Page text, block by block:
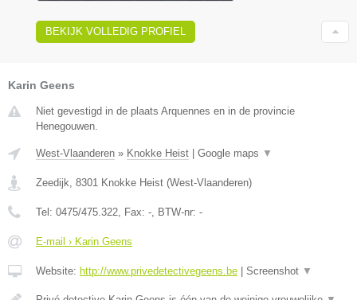
BEKIJK VOLLEDIG PROFIEL
Karin Geens
Niet gevestigd in de plaats Arquennes en in de provincie
Henegouwen.
West-Vlaanderen » Knokke Heist | Google maps ▼
Zeedijk 8301 Knokke Heist (West-Vlaanderen)
Tel: 0475/475.322 , Fax: - , BTW-nr: -
E-mail › Karin Geens
Website: http://www.privedetectivegeens.be | Screenshot ▼